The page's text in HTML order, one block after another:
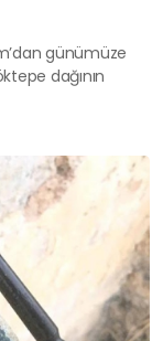
günümüze
dağının